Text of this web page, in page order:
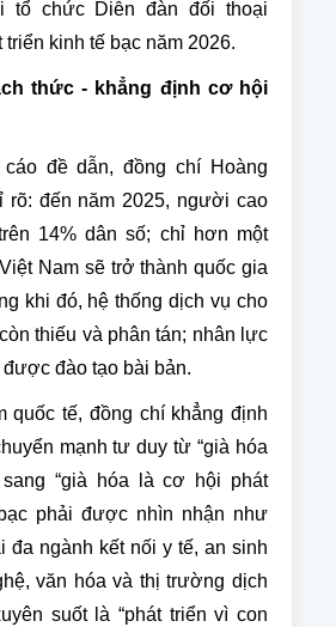
tổ chức Diễn đàn đối thoại
kinh tế bạc năm 2026.
thức - khẳng định cơ hội
đề dẫn, đồng chí Hoàng
rõ: đến năm 2025, người cao
14% dân số; chỉ hơn một
Nam sẽ trở thành quốc gia
khi đó, hệ thống dịch vụ cho
thiếu và phân tán; nhân lực
đào tạo bài bản.
quốc tế, đồng chí khẳng định
mạnh tư duy từ “già hóa
sang “già hóa là cơ hội phát
phải được nhìn nhận như
đa ngành kết nối y tế, an sinh
văn hóa và thị trường dịch
suốt là “phát triển vì con